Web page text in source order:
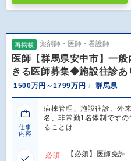
再掲載 薬剤師・医師・看護師
医師【群馬県安中市】一
きる医師募集◆施設往診
1500万円～1799万円 群馬県
仕事
内容
病棟管理、施設往診、外
名、非常勤1名体制です
ることは…
必須 【必須】医師免許